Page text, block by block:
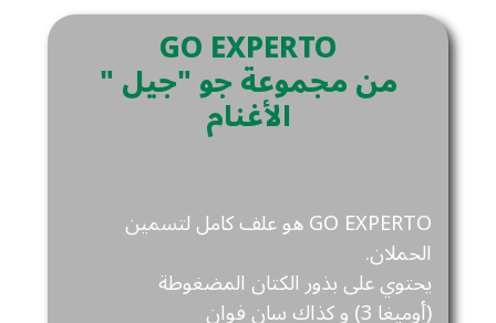
GO EXPERTO
" من مجموعة جو "جيل
الأغنام
GO EXPERTO هو علف كامل لتسمين
الحملان.
يحتوي على بذور الكتان المضغوطة
(أوميغا 3) و كذاك سان فوان